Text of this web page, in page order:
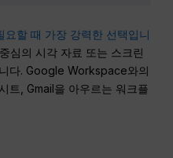
할 때 가장 강력한 선택입니
심의 시각 자료 또는 스크린
다. Google Workspace와의
트, Gmail을 아우르는 워크플